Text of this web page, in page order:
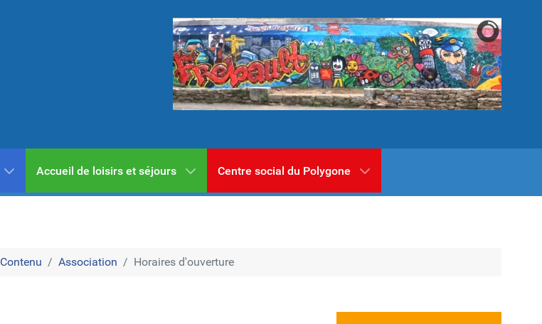
Accueil de loisirs et séjours Centre social du Polygone
Contenu Association Horaires d'ouverture